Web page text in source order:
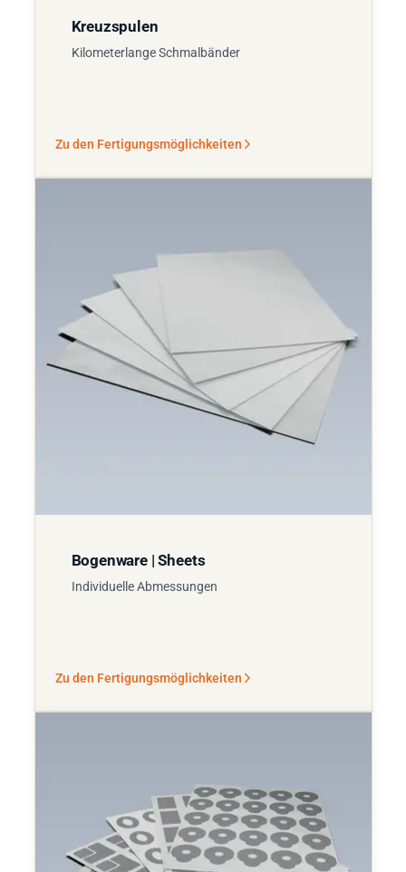
Kreuzspulen
Kilometerlange Schmalbänder
Zu den Fertigungsmöglichkeiten
Bogenware | Sheets
Individuelle Abmessungen
Zu den Fertigungsmöglichkeiten